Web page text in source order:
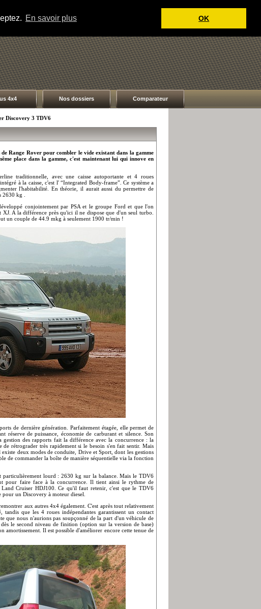
En savoir plus OK
4x4 Nos dossiers Comparateur
Discovery 3 TDV6
Range Rover pour combler le vide existant dans la gamme
place dans la gamme, c'est maintenant lui qui innove en
traditionnelle, avec une caisse autoportante et 4 roues
à la caisse, c'est l' “Integrated Body-frame”. Ce système a
l'habitabilité. En théorie, il aurait aussi du permettre de
kg .
conjointement par PSA et le groupe Ford et que l'on
A la différence près qu'ici il ne dispose que d'un seul turbo.
un couple de 44.9 mkg à seulement 1900 tr/min !
de dernière génération. Parfaitement étagée, elle permet de
réserve de puissance, économie de carburant et silence. Son
gestion des rapports fait la différence avec la concurrence : la
de rétrograder très rapidement si le besoin s'en fait sentir. Mais
deux modes de conduite, Drive et Sport, dont les gestions
de commander la boîte de manière séquentielle via la fonction
lourd : 2630 kg sur la balance. Mais le TDV6
pour faire face à la concurrence. Il tient ainsi le rythme de
Cruiser HDJ100. Ce qu'il faut retenir, c'est que le TDV6
pour un Discovery à moteur diesel.
aux autres 4x4 également. C'est après tout relativement
tandis que les 4 roues indépendantes garantissent un contact
que nous n'aurions pas soupçonné de la part d'un véhicule de
le second niveau de finition (option sur la version de base)
amortissement. Il est possible d'améliorer encore cette tenue de